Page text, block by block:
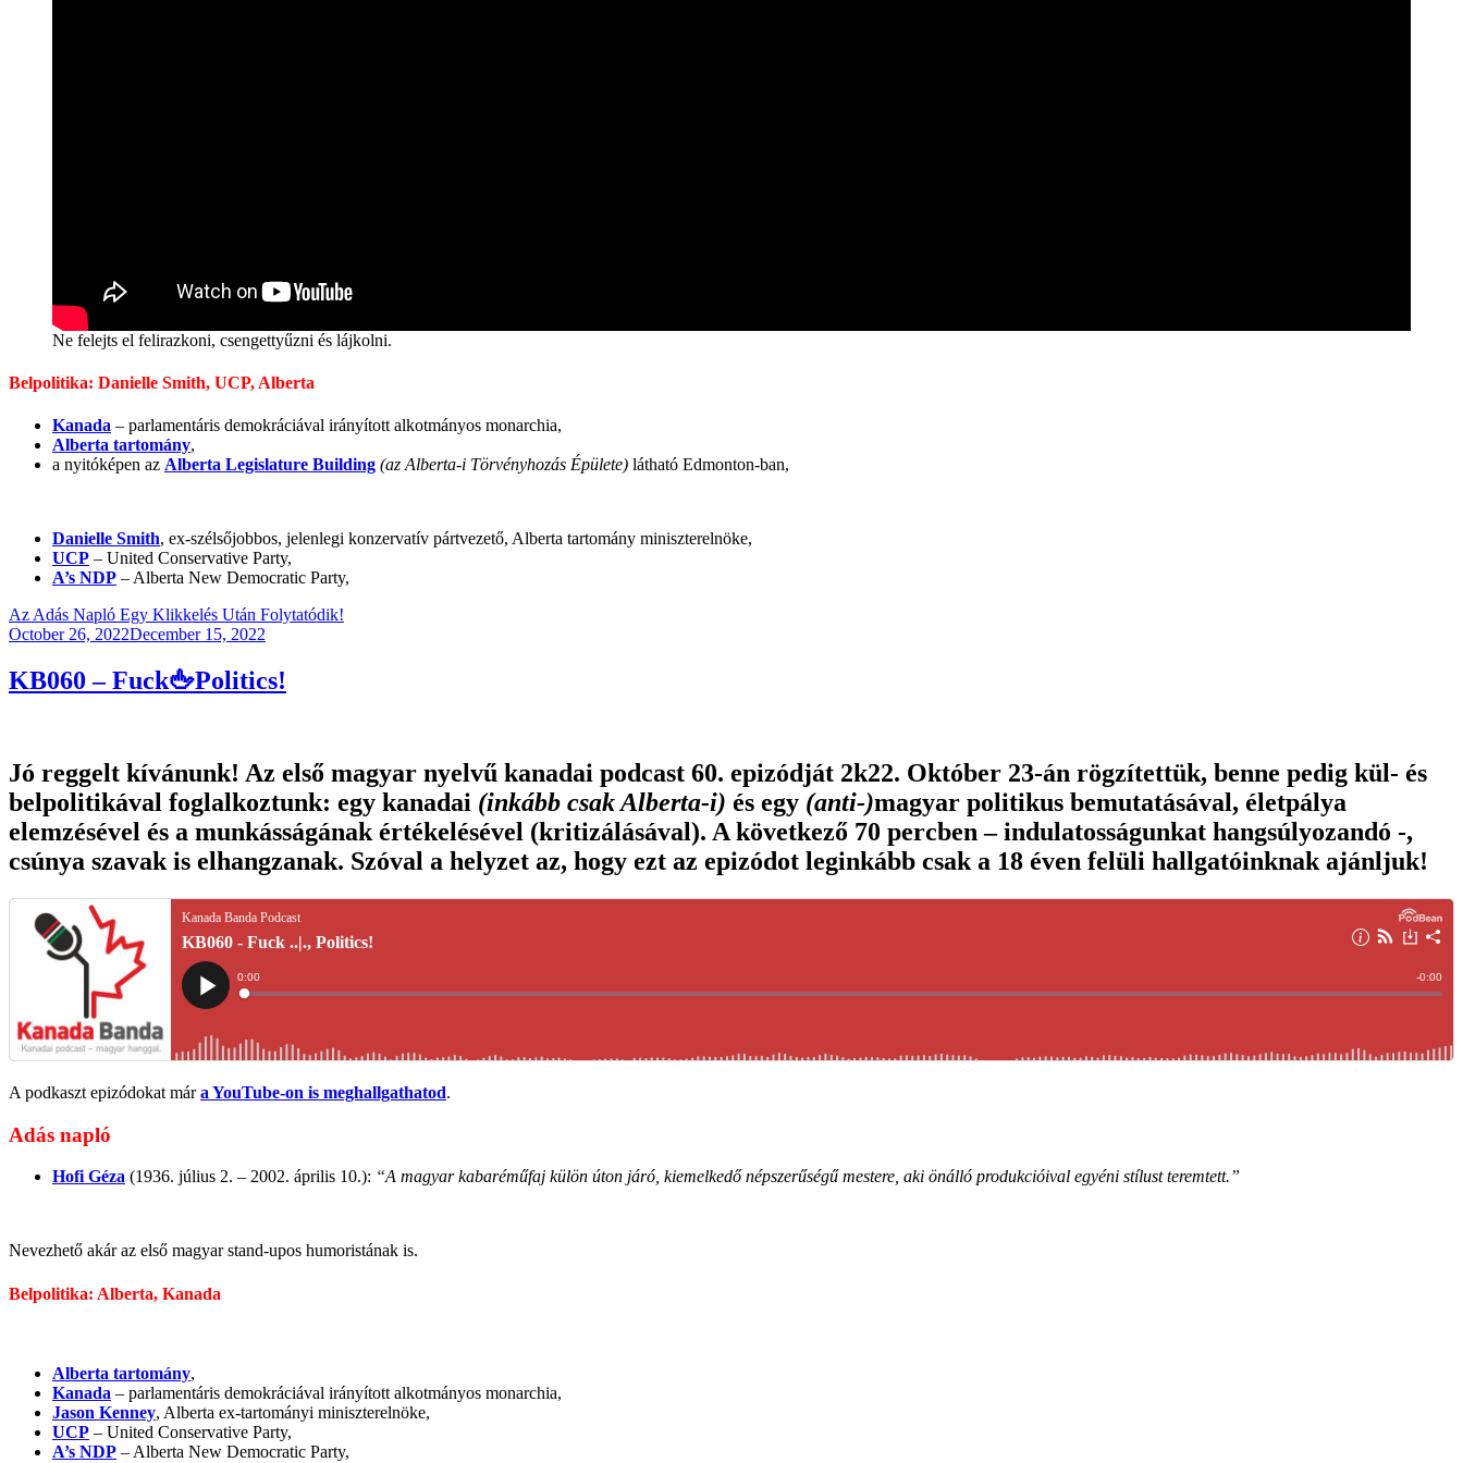
Ne felejts el felirazkoni, csengettyűzni és lájkolni.
Belpolitika: Danielle Smith, UCP, Alberta
Kanada – parlamentáris demokráciával irányított alkotmányos monarchia,
Alberta tartomány,
a nyitóképen az Alberta Legislature Building (az Alberta-i Törvényhozás Épülete) látható Edmonton-ban,
Danielle Smith, ex-szélsőjobbos, jelenlegi konzervatív pártvezető, Alberta tartomány miniszterelnöke,
UCP – United Conservative Party,
A’s NDP – Alberta New Democratic Party,
Az Adás Napló Egy Klikkelés Után Folytatódik!
Posted
October 26, 2022December 15, 2022
KB060 – Fuck🖕Politics!
Jó reggelt kívánunk! Az első magyar nyelvű kanadai podcast 60. epizódját 2k22. Október 23-án rögzítettük, benne pedig kül- és
belpolitikával foglalkoztunk: egy kanadai (inkább csak Alberta-i) és egy (anti-)magyar politikus bemutatásával, életpálya
elemzésével és a munkásságának értékelésével (kritizálásával). A következő 70 percben – indulatosságunkat hangsúlyozandó -,
csúnya szavak is elhangzanak. Szóval a helyzet az, hogy ezt az epizódot leginkább csak a 18 éven felüli hallgatóinknak ajánljuk!
A podkaszt epizódokat mára YouTube-on is meghallgathatod.
Adás napló
Hofi Géza (1936. július 2. – 2002. április 10.): “A magyar kabaréműfaj külön úton járó, kiemelkedő népszerűségű mestere, aki önálló produkcióival egyéni stílust teremtett.”
Nevezhető akár az első magyar stand-upos humoristának is.
Belpolitika: Alberta, Kanada
Alberta tartomány,
Kanada – parlamentáris demokráciával irányított alkotmányos monarchia,
Jason Kenney, Alberta ex-tartományi miniszterelnöke,
UCP – United Conservative Party,
A’s NDP – Alberta New Democratic Party,